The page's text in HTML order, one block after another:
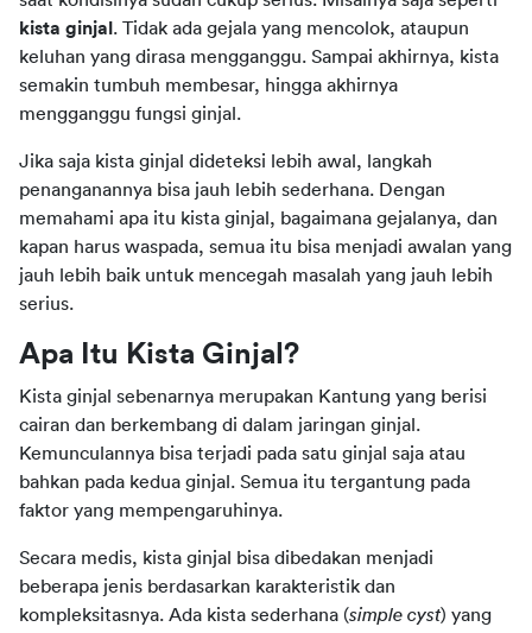
kista ginjal . Tidak ada gejala yang mencolok, ataupun
keluhan yang dirasa mengganggu. Sampai akhirnya, kista
semakin tumbuh membesar, hingga akhirnya
mengganggu fungsi ginjal.
Jika saja kista ginjal dideteksi lebih awal, langkah
penanganannya bisa jauh lebih sederhana. Dengan
memahami apa itu kista ginjal, bagaimana gejalanya, dan
kapan harus waspada, semua itu bisa menjadi awalan yang
jauh lebih baik untuk mencegah masalah yang jauh lebih
serius.
Apa Itu Kista Ginjal?
Kista ginjal sebenarnya merupakan Kantung yang berisi
cairan dan berkembang di dalam jaringan ginjal.
Kemunculannya bisa terjadi pada satu ginjal saja atau
bahkan pada kedua ginjal. Semua itu tergantung pada
faktor yang mempengaruhinya.
Secara medis, kista ginjal bisa dibedakan menjadi
beberapa jenis berdasarkan karakteristik dan
kompleksitasnya. Ada kista sederhana (simple cyst) yang